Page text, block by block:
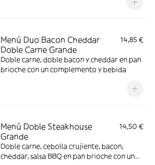
Menú Duo Bacon Cheddar
Doble Carne Grande
14,85 €
Doble carne, doble bacon y cheddar en pan
brioche con un complemento y bebida
Menú Doble Steakhouse
Grande
14,50 €
Doble carne, cebolla crujiente, bacon,
cheddar, salsa BBQ en pan brioche con un